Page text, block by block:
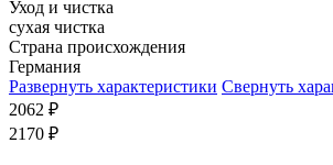
Уход и чистка
сухая чистка
Страна происхождения
Германия
Развернуть характеристики Свернуть
2062 ₽
2170 ₽